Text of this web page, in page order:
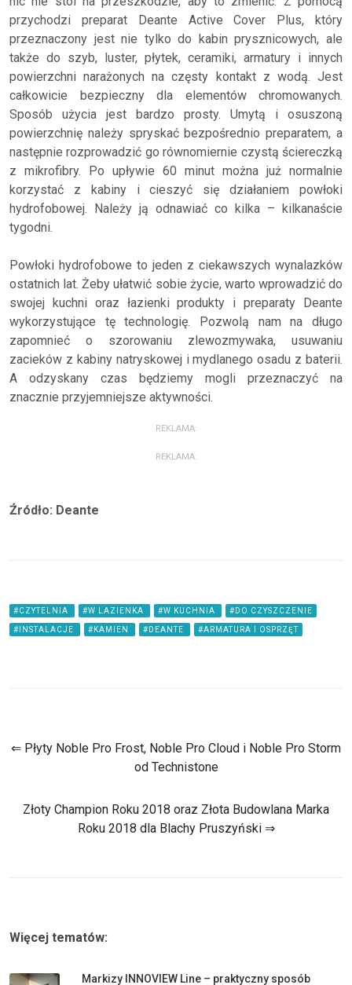
przychodzi preparat Deante Active Cover Plus, który
przeznaczony jest nie tylko do kabin prysznicowych, ale
także do szyb, luster, płytek, ceramiki, armatury i innych
powierzchni narażonych na częsty kontakt z wodą. Jest
całkowicie bezpieczny dla elementów chromowanych.
Sposób użycia jest bardzo prosty. Umytą i osuszoną
powierzchnię należy spryskać bezpośrednio preparatem, a
następnie rozprowadzić go równomiernie czystą ściereczką
z mikrofibry. Po upływie 60 minut można już normalnie
korzystać z kabiny i cieszyć się działaniem powłoki
hydrofobowej. Należy ją odnawiać co kilka – kilkanaście
tygodni.
Powłoki hydrofobowe to jeden z ciekawszych wynalazków
ostatnich lat. Żeby ułatwić sobie życie, warto wprowadzić do
swojej kuchni oraz łazienki produkty i preparaty Deante
wykorzystujące tę technologię. Pozwolą nam na długo
zapomnieć o szorowaniu zlewozmywaka, usuwaniu
zacieków z kabiny natryskowej i mydlanego osadu z baterii.
A odzyskany czas będziemy mogli przeznaczyć na
znacznie przyjemniejsze aktywności.
REKLAMA:
REKLAMA:
Źródło: Deante
#CZYTELNIA #W LAZIENKA #W KUCHNIA #DO CZYSZCZENIE
#INSTALACJE #KAMIEN #DEANTE #ARMATURA I OSPRZĘT
⇐ Płyty Noble Pro Frost, Noble Pro Cloud i Noble Pro Storm
od Technistone
Złoty Champion Roku 2018 oraz Złota Budowlana Marka
Roku 2018 dla Blachy Pruszyński ⇒
Więcej tematów:
Markizy INNOVIEW Line – praktyczny sposób